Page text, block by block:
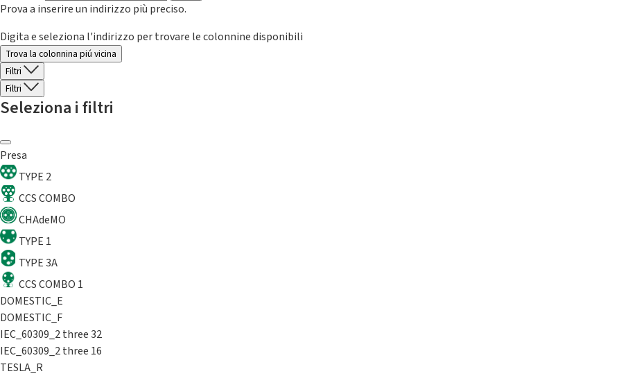
Prova a inserire un indirizzo più preciso.
Digita e seleziona l'indirizzo per trovare le colonnine disponibili
Trova la colonnina piú vicina
Filtri
Filtri
Seleziona i filtri
Presa
TYPE 2
CCS COMBO
CHAdeMO
TYPE 1
TYPE 3A
CCS COMBO 1
DOMESTIC_E
DOMESTIC_F
IEC_60309_2 three 32
IEC_60309_2 three 16
TESLA_R